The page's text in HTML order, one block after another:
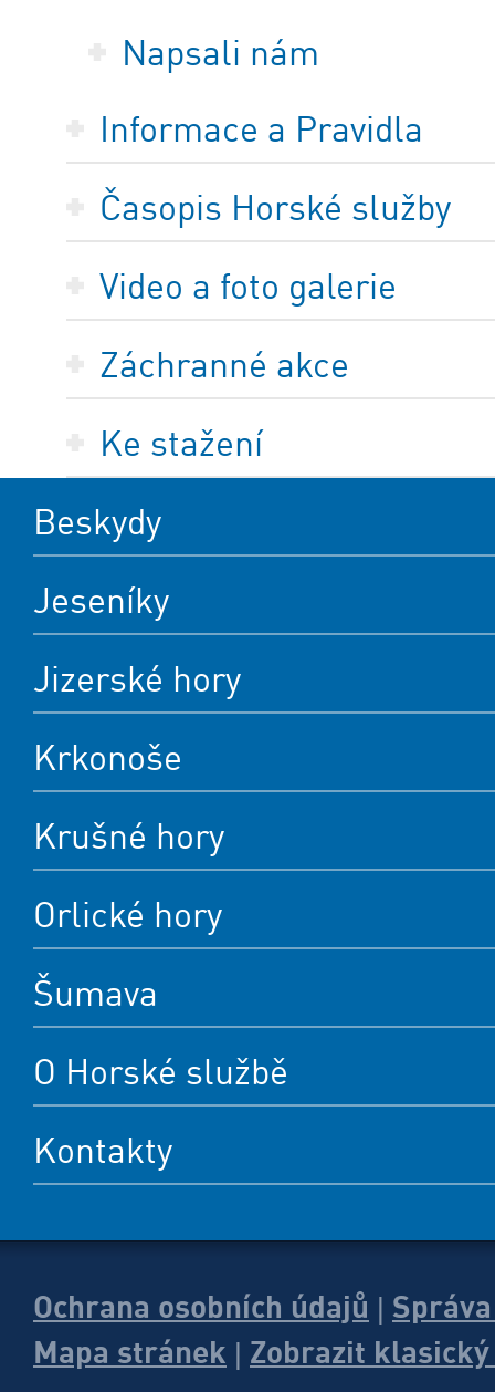
Napsali nám
Informace a Pravidla
Časopis Horské služby
Video a foto galerie
Záchranné akce
Ke stažení
Beskydy
Jeseníky
Jizerské hory
Krkonoše
Krušné hory
Orlické hory
Šumava
O Horské službě
Kontakty
Ochrana osobních údajů
Mapa stránek
Zobrazit